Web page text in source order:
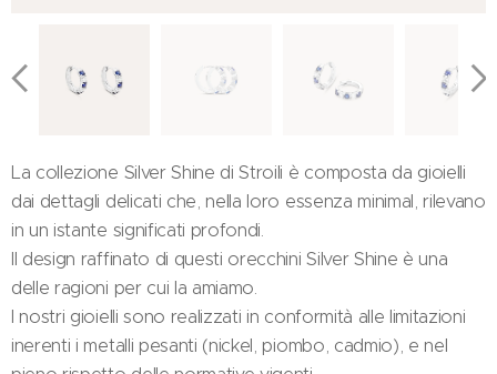
La collezione Silver Shine di Stroili è composta da gioielli
dai dettagli delicati che, nella loro essenza minimal, rilevano
in un istante significati profondi.
Il design raffinato di questi orecchini Silver Shine è una
delle ragioni per cui la amiamo.
I nostri gioielli sono realizzati in conformità alle limitazioni
inerenti i metalli pesanti (nickel, piombo, cadmio), e nel